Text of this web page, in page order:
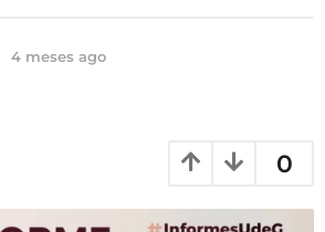
4 meses ago
o
0